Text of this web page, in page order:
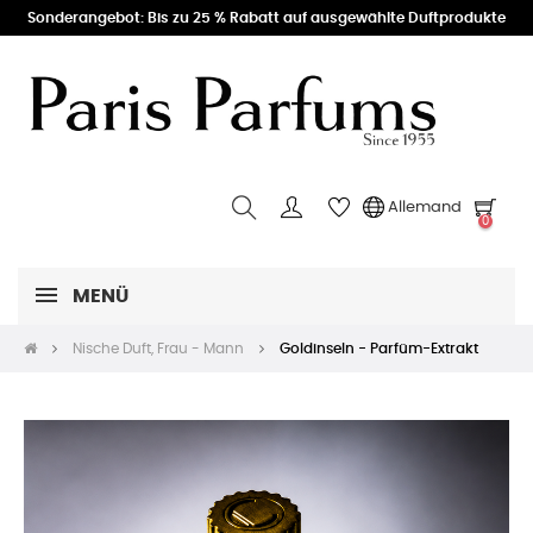
Sonderangebot: Bis zu 25 % Rabatt auf ausgewählte Duftprodukte
Allemand
0
MENÜ
Nische Duft, Frau - Mann Goldinseln - Parfüm-Extrakt